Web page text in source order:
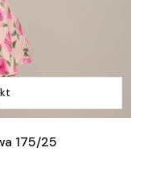
175/25